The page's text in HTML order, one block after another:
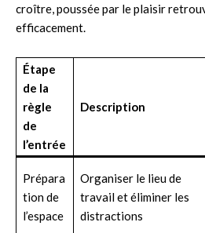
croître, poussée par le plaisir
efficacement.
Étape
de la
règle
de
l’entrée
Description
Prépara
tion de
l’espace
Organiser le lieu de
travail et éliminer les
distractions